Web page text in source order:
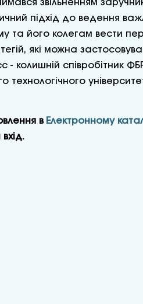
звільненням
підхід до ведення
та його колегам вести
які можна
- колишній співробітник
технологічного
в Електронному